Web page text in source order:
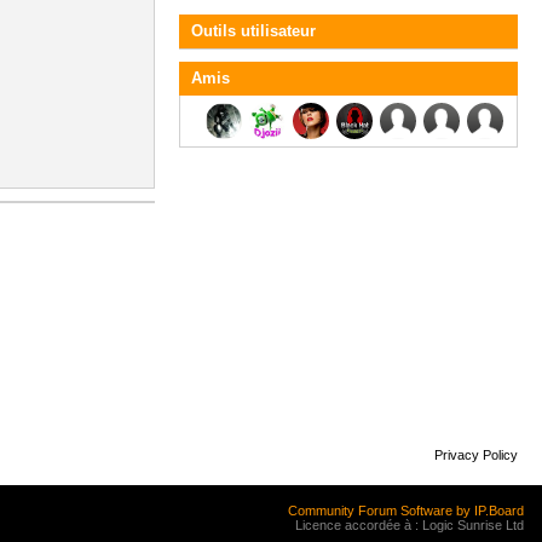
Outils utilisateur
Amis
Privacy Policy
Community Forum Software by IP.Board
Licence accordée à : Logic Sunrise Ltd